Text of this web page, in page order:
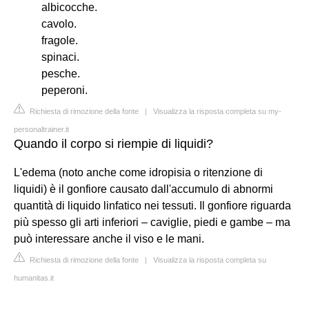
albicocche.
cavolo.
fragole.
spinaci.
pesche.
peperoni.
Richiesta di rimozione della fonte | Visualizza la risposta completa su my-
personaltrainer.it
Quando il corpo si riempie di liquidi?
L'edema (noto anche come idropisia o ritenzione di
liquidi) è il gonfiore causato dall'accumulo di abnormi
quantità di liquido linfatico nei tessuti. Il gonfiore riguarda
più spesso gli arti inferiori – caviglie, piedi e gambe – ma
può interessare anche il viso e le mani.
Richiesta di rimozione della fonte | Visualizza la risposta completa su
humanitas.it